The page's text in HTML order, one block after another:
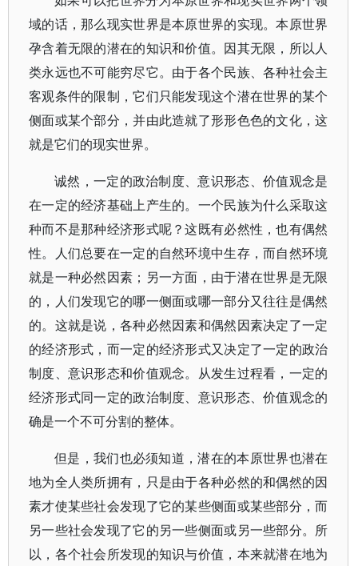
域的话，那么现实世界是本原世界的实现。本原世界
孕含着无限的潜在的知识和价值。因其无限，所以人
类永远也不可能穷尽它。由于各个民族、各种社会主
客观条件的限制，它们只能发现这个潜在世界的某个
侧面或某个部分，并由此造就了形形色色的文化，这
就是它们的现实世界。
诚然，一定的政治制度、意识形态、价值观念是
在一定的经济基础上产生的。一个民族为什么采取这
种而不是那种经济形式呢？这既有必然性，也有偶然
性。人们总要在一定的自然环境中生存，而自然环境
就是一种必然因素；另一方面，由于潜在世界是无限
的，人们发现它的哪一侧面或哪一部分又往往是偶然
的。这就是说，各种必然因素和偶然因素决定了一定
的经济形式，而一定的经济形式又决定了一定的政治
制度、意识形态和价值观念。从发生过程看，一定的
经济形式同一定的政治制度、意识形态、价值观念的
确是一个不可分割的整体。
但是，我们也必须知道，潜在的本原世界也潜在
地为全人类所拥有，只是由于各种必然的和偶然的因
素才使某些社会发现了它的某些侧面或某些部分，而
另一些社会发现了它的另一些侧面或另一些部分。所
以，各个社会所发现的知识与价值，本来就潜在地为